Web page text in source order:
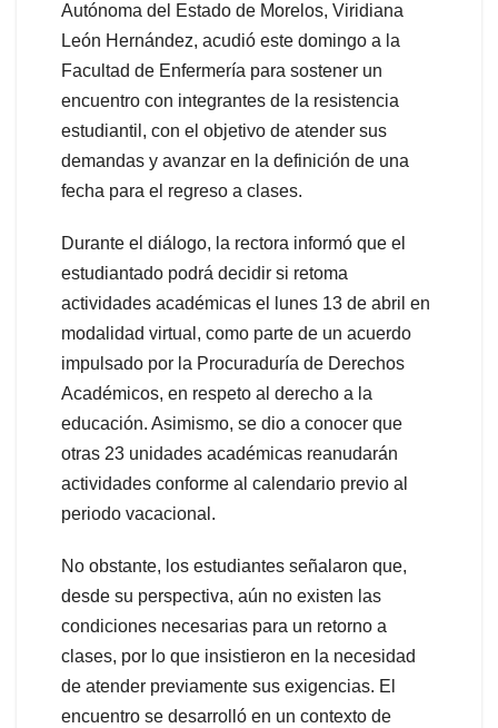
Autónoma del Estado de Morelos, Viridiana
León Hernández, acudió este domingo a la
Facultad de Enfermería para sostener un
encuentro con integrantes de la resistencia
estudiantil, con el objetivo de atender sus
demandas y avanzar en la definición de una
fecha para el regreso a clases.
Durante el diálogo, la rectora informó que el
estudiantado podrá decidir si retoma
actividades académicas el lunes 13 de abril en
modalidad virtual, como parte de un acuerdo
impulsado por la Procuraduría de Derechos
Académicos, en respeto al derecho a la
educación. Asimismo, se dio a conocer que
otras 23 unidades académicas reanudarán
actividades conforme al calendario previo al
periodo vacacional.
No obstante, los estudiantes señalaron que,
desde su perspectiva, aún no existen las
condiciones necesarias para un retorno a
clases, por lo que insistieron en la necesidad
de atender previamente sus exigencias. El
encuentro se desarrolló en un contexto de